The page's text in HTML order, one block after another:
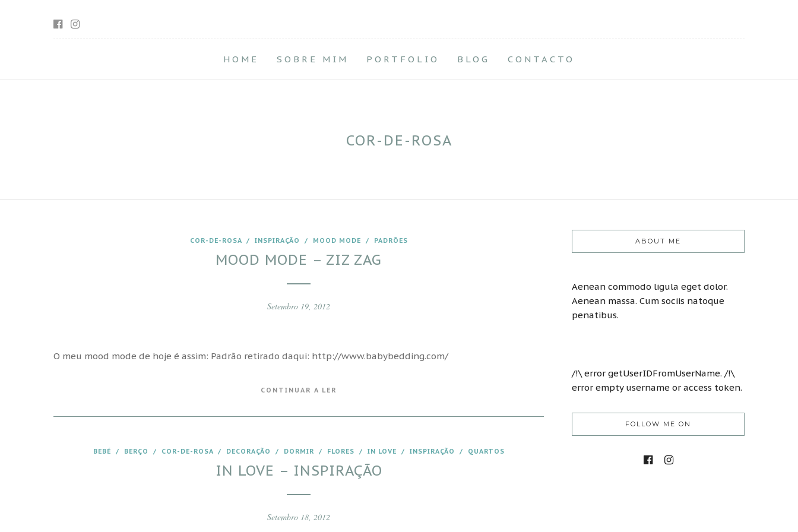
HOME SOBRE MIM PORTFOLIO BLOG CONTACTO
COR-DE-ROSA
COR-DE-ROSA/ INSPIRAÇÃO / MOOD MODE / PADRÕES
MOOD MODE – ZIZ ZAG
Setembro 19, 2012
O meu mood mode de hoje é assim: Padrão retirado daqui: http://www.babybedding.com/
CONTINUAR A LER
BEBÉ / BERÇO / COR-DE-ROSA/ DECORAÇÃO / DORMIR / FLORES / IN LOVE / INSPIRAÇÃO / QUARTOS
IN LOVE – INSPIRAÇÃO
Setembro 18, 2012
ABOUT ME
Aenean commodo ligula eget dolor.
Aenean massa. Cum sociis natoque
penatibus.
/!\ error getUserIDFromUserName. /!\
error empty username or access token.
FOLLOW ME ON